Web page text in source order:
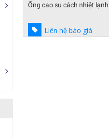
Ống cao su cách nhiệt
Liên hệ báo giá